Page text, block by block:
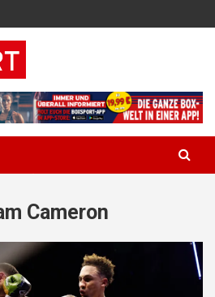
Cameron